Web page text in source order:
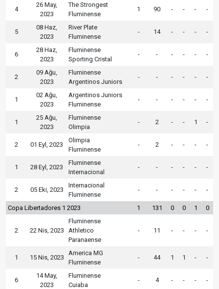
4
26 May,
2023
The Strongest
Fluminense
1 90 - - - -
5
08 Haz,
2023
River Plate
Fluminense
- 14 - - - -
6
28 Haz,
2023
Fluminense
Sporting Cristal
- - - - - -
2
09 Ağu,
2023
Fluminense
Argentinos Juniors
- - - - - -
1
02 Ağu,
2023
Argentinos Juniors
Fluminense
- - - - - -
1
25 Ağu,
2023
Fluminense
Olimpia
- 2 - - 1 -
2 01 Eyl, 2023
Olimpia
Fluminense
- 2 - - - -
1 28 Eyl, 2023
Fluminense
Internacional
- - - - - -
2 05 Eki, 2023
Internacional
Fluminense
- - - - - -
Copa Libertadores 1 2023 1 131 0 0 1 0
2 22 Nis, 2023
Fluminense
Athletico
Paranaense
- 11 - - - -
1 15 Nis, 2023
America MG
Fluminense
- 44 1 1 - -
6
14 May,
2023
Fluminense
Cuiaba
- 4 - - - -